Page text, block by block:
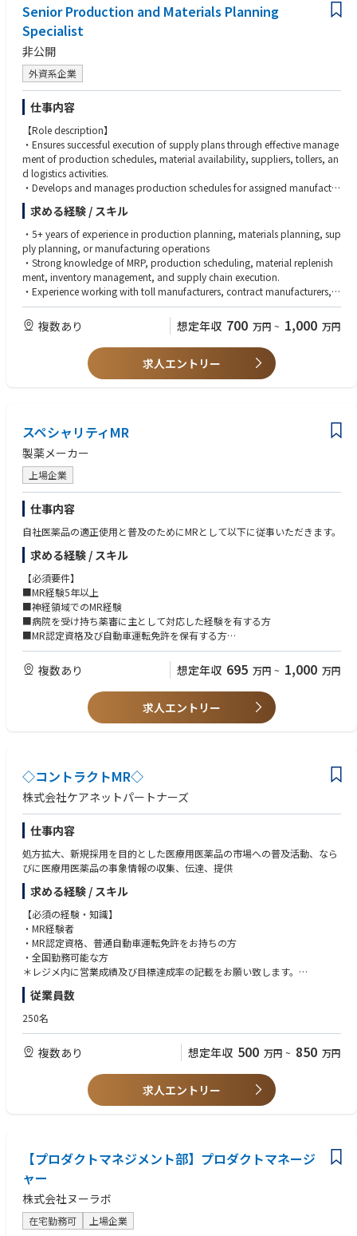
・福島県南相馬市【第３種電気主任技術者】
・福島県白河市【第２種電気主任技術者】
・福島県白河市【第３種電気主任技術者】
・福島県須賀川市【第３種電気主任技術者】
・福島県福島市【第２種電気主任技術者】
・福島県福島市【第３種電気主任技術者】
・福島県いわき市【第２種電気主任技術者】
・福島県いわき市【第３種電気主任技術者】
・福島県二本松市【第２種電気主任技術者】
・福島県楢葉町【第２種電気主任技術者】
～関東エリア～（茨城県、栃木県、群馬県、埼玉県、千葉県、東京都、神
奈川県、山梨県、長野県）
・茨城県久慈郡【第３種電気主任技術者】
・茨城県常陸太田市【第３種電気主任技術者】
・茨城県つくばみらい市【第２種電気主任技術者】
・茨城県美浦村【第２種電気主任技術者】
・茨城県高萩市【第２種電気主任技術者】
・栃木県栃木市【第２種電気主任技術者】
・栃木県栃木市【第３種電気主任技術者】
・栃木県宇都宮市【第２種電気主任技術者】
・群馬県高崎市【第２種電気主任技術者】
・埼玉県熊谷市【第２種電気主任技術者】
・千葉県市原市【第３種電気主任技術者】
・千葉県神埼町【第２種電気主任技術者】
・神奈川県厚木市【第２種電気主任技術者】
・神奈川県厚木市【第３種電気主任技術者】
・長野県木曽郡【第２種電気主任技術者】
・長野県松本市【第２種電気主任技術者】
・長野県駒ケ根市【第２種電気主任技術者】
～北陸、中部エリア～（新潟県、富山県、石川県、福井県、岐阜県、静岡
県、愛知県、三重県）
・新潟県阿賀野市【第３種電気主任技術者】
・富山県高岡市【第３種電気主任技術者】
・石川県宝達志水町【第３種電気主任技術者】
・石川県能美市【第３種電気主任技術者】
・石川県七尾市【第２種電気主任技術者】
・岐阜県高山市【第２種電気主任技術者】
・三重県伊勢市【第２種電気主任技術者】
・三重県四日市市【第２種電気主任技術者】
～近畿エリア～（滋賀県、京都府、大阪府、兵庫県、奈良県、和歌山県）
・和歌山県和歌山市【第２種電気主任技術者】
・大阪府枚方市【第２種電気主任技術者】
・大阪府吹田市【第２種電気主任技術者】
・和歌山県和歌山市【第２種電気主任技術者】
・広島県三次市【第２種電気主任技術者】
・山口県山口市【第２種電気主任技術者】
・山口県柳井市【第２種電気主任技術者】
～九州、沖縄エリア～（福岡県、佐賀県、長崎県、熊本県、大分県、宮崎
県、鹿児島県、沖縄県）
・福岡県久留米市【第２種電気主任技術者】
・福岡県久留米市【第３種電気主任技術者】
・長崎県長崎市【第２種電気主任技術者】
・大分県別府市【第２種電気主任技術者】
・大分県別府市【第３種電気主任技術者】
・宮崎県宮崎市【第２種電気主任技術者】
・宮崎県宮崎市【第３種電気主任技術者】
・宮崎県高鍋町【第２種電気主任技術者】
・宮崎県高鍋町【第３種電気主任技術者】
・鹿児島県指宿市【第２種電気主任技術者】
【保安業務従事者】※第3種電気主任技術者もしくは第2種電気主任技術者
～北海道、東北エリア～（青森県、岩手県、宮城県、秋田県、山形県、福
島県）
・青森県八戸市【電気保安業務従事者】
・岩手県一関市【電気保安業務従事者】
・福島県南相馬市【電気保安業務従事者】
・茨城県行方市【電気保安業務従事者】
・栃木県宇都宮市【電気保安業務従事者】
・埼玉県熊谷市【電気保安業務従事者】
・千葉県市原市【電気保安業務従事者】
・神奈川県厚木市【電気保安業務従事者】
Senior Production and Materials Planning
Specialist
非公開
外資系企業
仕事内容
【Role description】
・Ensures successful execution of supply plans through effective manage
ment of production schedules, material availability, suppliers, tollers, an
d logistics activities.
・Develops and manages production schedules for assigned manufactur
ing sites and tollers, balancing capacity, material availability, service req
uirements, and supply priorities.
・Executes MRP planning cycles and maintains planning parameters to e
nsure timely replenishment of active ingredients, raw materials, co-formu
lants, packaging, and other production inputs.
・Coordinates closely with suppliers, procurement teams, and logistics p
artners to secure material availability and resolve supply constraints.
・Monitors production execution and proactively manages risks relating
to capacity constraints, supplier delays, material shortages, inventory im
balances, and operational disruptions.
・Maintains visibility of inventory across suppliers, tollers, and distributio
n locations, driving actions to mitigate shortages, excess inventory, and
obsolescence risks.
・Collaborates with Supply Planning, Procurement, Logistics, Quality, R
egulatory, and Commercial teams to resolve issues and support business
objectives.
・Drives continuous improvement initiatives focused on planning accura
cy, operational efficiency, service performance, and inventory optimisati
on.
求める経験 / スキル
・5+ years of experience in production planning, materials planning, sup
ply planning, or manufacturing operations
・Strong knowledge of MRP, production scheduling, material replenish
ment, inventory management, and supply chain execution.
・Experience working with toll manufacturers, contract manufacturers, o
r complex manufacturing networks.
・Proficiency in ERP and planning systems, including inventory, procure
ment, and production management processes.
・Strong analytical and problem-solving skills with the ability to manage
operational risks and competing priorities.
・Excellent stakeholder management and communication skills, working
・Business-level proficiency in English and Japanese required; APICS/CPI
M certification or equivalent supply chain qualification preferred
複数あり 想定年収 700 万円 ~ 1,000 万円
求人エントリー
スペシャリティMR
製薬メーカー
上場企業
仕事内容
自社医薬品の適正使用と普及のためにMRとして以下に従事いただきます。
求める経験 / スキル
【必須要件】
■MR経験5年以上
■神経領域でのMR経験
■病院を受け持ち薬審に主として対応した経験を有する方
■MR認定資格及び自動車運転免許を保有する方
■将来的な転勤に対応可能な方
【歓迎要件】
■論文を読み込める英語力
複数あり 想定年収 695 万円 ~ 1,000 万円
求人エントリー
◇コントラクトMR◇
株式会社ケアネットパートナーズ
仕事内容
処方拡大、新規採用を目的とした医療用医薬品の市場への普及活動、なら
びに医療用医薬品の事象情報の収集、伝達、提供
求める経験 / スキル
【必須の経験・知識】
・MR経験者
・MR認定資格、普通自動車運転免許をお持ちの方
・全国勤務可能な方
＊レジメ内に営業成績及び目標達成率の記載をお願い致します。
MR認定資格、運転免許証
従業員数
250名
複数あり 想定年収 500 万円 ~ 850 万円
求人エントリー
【プロダクトマネジメント部】プロダクトマネージ
ャー
株式会社ヌーラボ
在宅勤務可 上場企業